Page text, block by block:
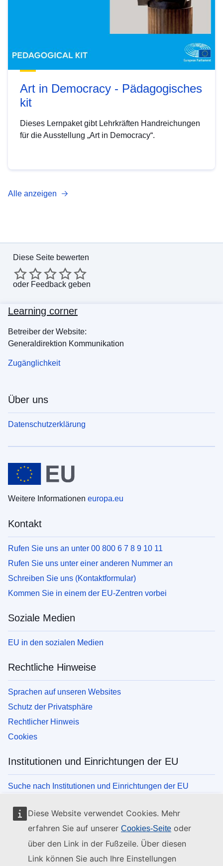
Diese Website verwendet Cookies. Mehr
erfahren Sie auf unserer Cookies-Seite oder
über den Link in der Fußzeile. Über diesen
Link können Sie auch Ihre Einstellungen
Art in Democracy - Pädagogisches
kit
Dieses Lernpaket gibt Lehrkräften Handreichungen
für die Ausstellung „Art in Democracy“.
Alle anzeigen
Diese Seite bewerten
oder Feedback geben
Learning corner
Betreiber der Website:
Generaldirektion Kommunikation
Zugänglichkeit
Über uns
Datenschutzerklärung
Weitere Informationen europa.eu
Kontakt
Rufen Sie uns an unter 00 800 6 7 8 9 10 11
Rufen Sie uns unter einer anderen Nummer an
Schreiben Sie uns (Kontaktformular)
Kommen Sie in einem der EU-Zentren vorbei
Soziale Medien
EU in den sozialen Medien
Rechtliche Hinweise
Sprachen auf unseren Websites
Schutz der Privatsphäre
Rechtlicher Hinweis
Cookies
Institutionen und Einrichtungen der EU
Suche nach Institutionen und Einrichtungen der EU